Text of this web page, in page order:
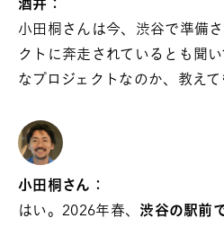
酒井：
小田桐さんは今、渋谷で準備
クトに奔走されているとも聞
なプロジェクトなのか、教えて
小田桐さん：
はい。2026年春、 渋谷の駅前